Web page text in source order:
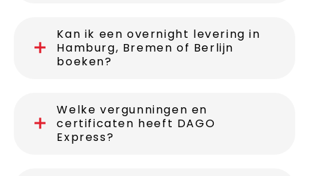
Kan ik een overnight levering in
Hamburg, Bremen of Berlijn
boeken?
Welke vergunningen en
certificaten heeft DAGO
Express?